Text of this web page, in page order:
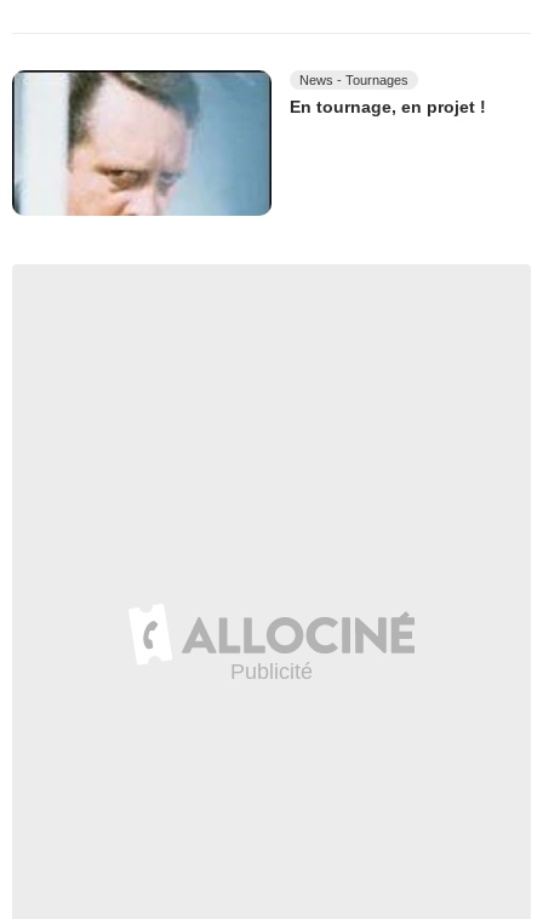
News - Tournages
En tournage, en projet !